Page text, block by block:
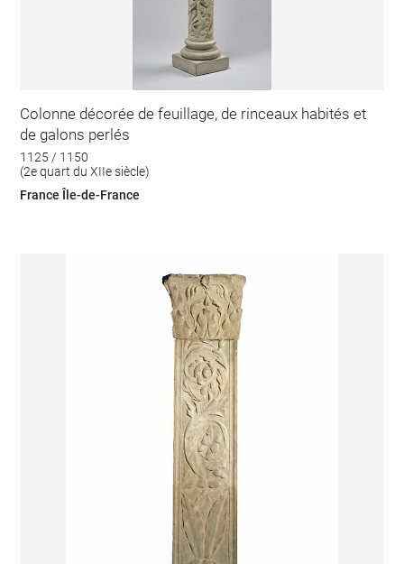
Colonne décorée de feuillage, de rinceaux habités et
de galons perlés
1125 / 1150
(2e quart du XIIe siècle)
France Île-de-France